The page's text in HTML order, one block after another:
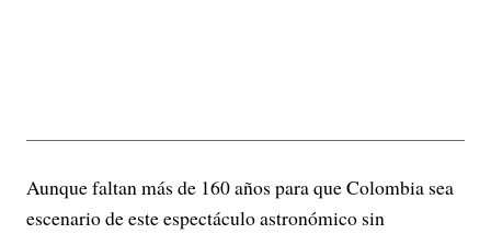
Aunque faltan más de 160 años para que Colombia sea
escenario de este espectáculo astronómico sin